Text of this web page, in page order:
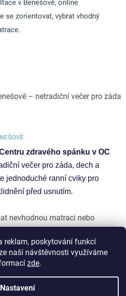
reklam, poskytování funkcí
naší návštěvnosti využíváme
zde.
Nastavení
v Benešově, online
se zorientovat, vybrat vhodný
– netradiční večer pro záda
zdravého spánku v OC
večer pro záda, dech a
jednoduché ranní cviky pro
před usnutím.
nevhodnou matraci nebo